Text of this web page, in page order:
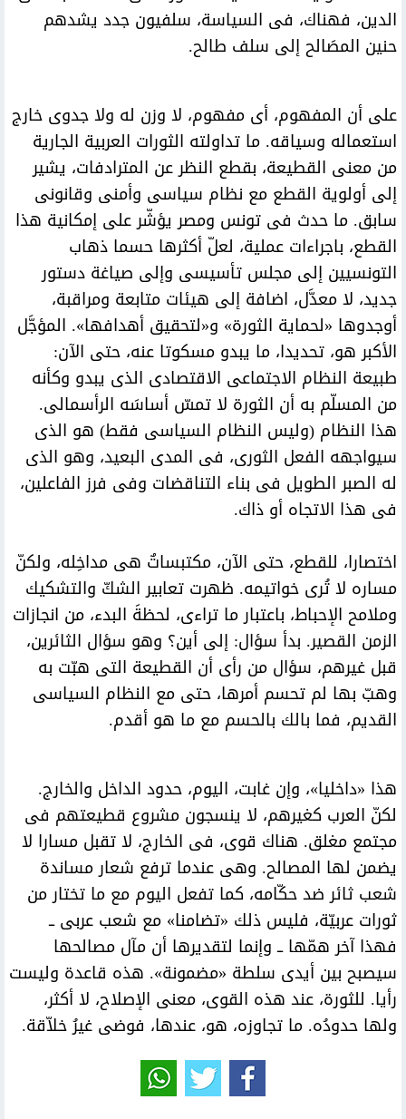
الدين، فهناك، فى السياسة، سلفيون جدد يشدهم
حنين المصَالح إلى سلف طالح.
على أن المفهوم، أى مفهوم، لا وزن له ولا جدوى خارج
استعماله وسياقه. ما تداولته الثورات العربية الجارية
من معنى القطيعة، بقطع النظر عن المترادفات، يشير
إلى أولوية القطع مع نظام سياسى وأمنى وقانونى
سابق. ما حدث فى تونس ومصر يؤشّر على إمكانية هذا
القطع، باجراءات عملية، لعلّ أكثرها حسما ذهاب
التونسيين إلى مجلس تأسيسى وإلى صياغة دستور
جديد، لا معدَّل، اضافة إلى هيئات متابعة ومراقبة،
أوجدوها «لحماية الثورة» و«لتحقيق أهدافها». المؤجَّل
الأكبر هو، تحديدا، ما يبدو مسكوتا عنه، حتى الآن:
طبيعة النظام الاجتماعى الاقتصادى الذى يبدو وكأنه
من المسلّم به أن الثورة لا تمسّ أساسَه الرأسمالى.
هذا النظام (وليس النظام السياسى فقط) هو الذى
سيواجهه الفعل الثورى، فى المدى البعيد، وهو الذى
له الصبر الطويل فى بناء التناقضات وفى فرز الفاعلين،
فى هذا الاتجاه أو ذاك.
اختصارا، للقطع، حتى الآن، مكتبساتٌ هى مداخِله، ولكنّ
مساره لا تُرى خواتيمه. ظهرت تعابير الشكّ والتشكيك
وملامح الإحباط، باعتبار ما تراءى، لحظةَ البدء، من انجازات
الزمن القصير. بدأ سؤال: إلى أين؟ وهو سؤال الثائرين،
قبل غيرهم، سؤال من رأى أن القطيعة التى هبّت به
وهبّ بها لم تحسم أمرها، حتى مع النظام السياسى
القديم، فما بالك بالحسم مع ما هو أقدم.
هذا «داخليا»، وإن غابت، اليوم، حدود الداخل والخارج.
لكنّ العرب كغيرهم، لا ينسجون مشروع قطيعتهم فى
مجتمع مغلق. هناك قوى، فى الخارج، لا تقبل مسارا لا
يضمن لها المصالح. وهى عندما ترفع شعار مساندة
شعب ثائر ضد حكّامه، كما تفعل اليوم مع ما تختار من
ثورات عربيّة، فليس ذلك «تضامنا» مع شعب عربى ــ
فهذا آخر همّها ــ وإنما لتقديرها أن مآل مصالحها
سيصبح بين أيدى سلطة «مضمونة». هذه قاعدة وليست
رأيا. للثورة، عند هذه القوى، معنى الإصلاح، لا أكثر،
ولها حدودُه. ما تجاوزه، هو، عندها، فوضى غيرُ خلاّقة.